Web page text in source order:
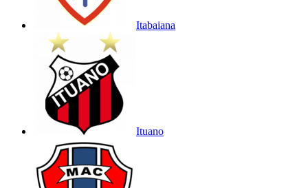
Itabaiana
Ituano